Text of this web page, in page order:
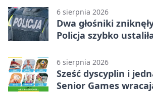
6 sierpnia 2026
Dwa głośniki
Policja szybko
6 sierpnia 2026
Sześć dyscyplin i
Senior Games